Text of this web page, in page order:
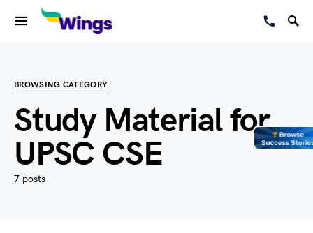
BROWSING CATEGORY
Study Material for
UPSC CSE
7 posts